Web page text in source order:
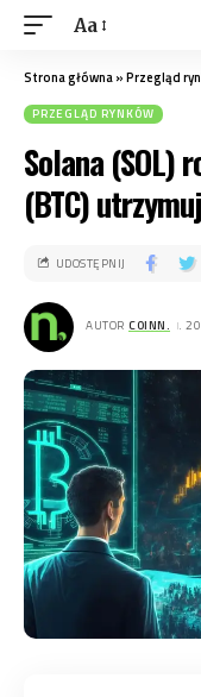
Aa
Strona główna»Przegląd
PRZEGLĄD RYNKÓW
Solana (SOL)
(BTC)
AUTOR COINN. .
UDOSTĘPNIJ